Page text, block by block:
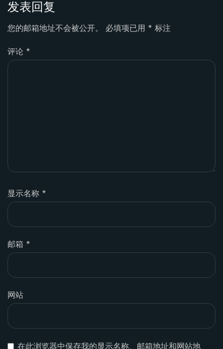
发表回复
您的邮箱地址不会被公开。 必填项已用 * 标注
评论 *
显示名称 *
邮箱 *
网站
在此浏览器中保存我的显示名称、邮箱地址和网站地